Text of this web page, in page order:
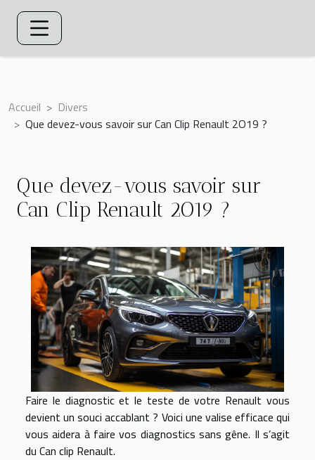
Accueil
Divers
Que devez-vous savoir sur Can Clip Renault 2O19 ?
Que devez-vous savoir sur
Can Clip Renault 2O19 ?
Faire le diagnostic et le teste de votre Renault vous
devient un souci accablant ? Voici une valise efficace qui
vous aidera à faire vos diagnostics sans gêne. Il s’agit
du Can clip Renault.